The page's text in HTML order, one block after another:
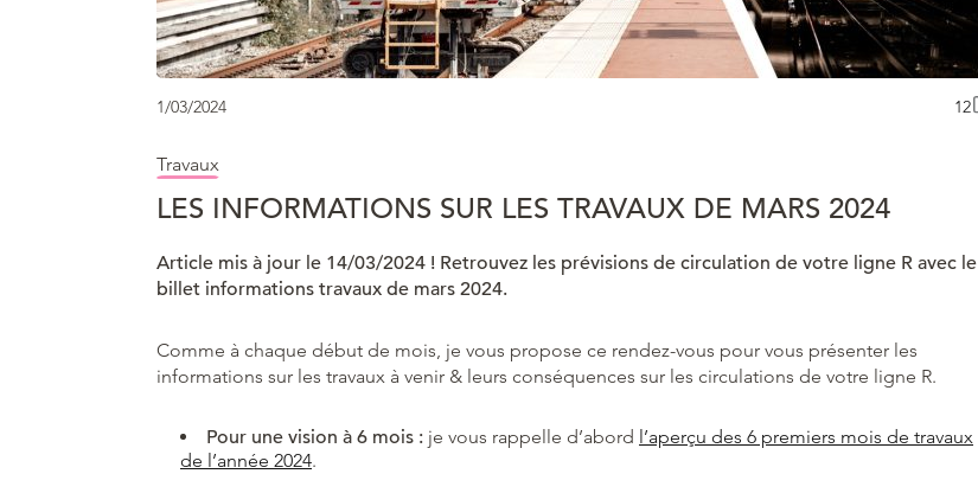
1/03/2024 12
Travaux
LES INFORMATIONS SUR LES TRAVAUX DE MARS 2024
Article mis à jour le 14/03/2024 ! Retrouvez les prévisions de circulation de votre ligne R avec le
billet informations travaux de mars 2024.
Comme à chaque début de mois, je vous propose ce rendez-vous pour vous présenter les
informations sur les travaux à venir & leurs conséquences sur les circulations de votre ligne R.
Pour une vision à 6 mois : je vous rappelle d’abord l’aperçu des 6 premiers mois de travaux
de l’année 2024.